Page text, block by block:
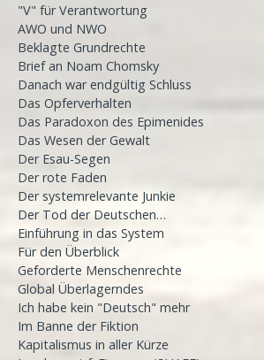
"V" für Verantwortung
AWO und NWO
Beklagte Grundrechte
Brief an Noam Chomsky
Danach war endgültig Schluss
Das Opferverhalten
Das Paradoxon des Epimenides
Das Wesen der Gewalt
Der Esau-Segen
Der rote Faden
Der systemrelevante Junkie
Der Tod der Deutschen…
Einführung in das System
Für den Überblick
Geforderte Menschenrechte
Global Überlagerndes
Ich habe kein "Deutsch" mehr
Im Banne der Fiktion
Kapitalismus in aller Kürze